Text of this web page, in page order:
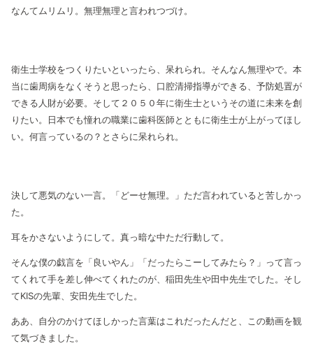
なんてムリムリ。無理無理と言われつづけ。
衛生士学校をつくりたいといったら、呆れられ。そんなん無理やで。本
当に歯周病をなくそうと思ったら、口腔清掃指導ができる、予防処置が
できる人財が必要。そして２０５０年に衛生士というその道に未来を創
りたい。日本でも憧れの職業に歯科医師とともに衛生士が上がってほし
い。何言っているの？とさらに呆れられ。
決して悪気のない一言。「どーせ無理。」ただ言われていると苦しかっ
た。
耳をかさないようにして。真っ暗な中ただ行動して。
そんな僕の戯言を「良いやん」「だったらこーしてみたら？」って言っ
てくれて手を差し伸べてくれたのが、稲田先生や田中先生でした。そし
てKISの先輩、安田先生でした。
ああ、自分のかけてほしかった言葉はこれだったんだと、この動画を観
て気づきました。